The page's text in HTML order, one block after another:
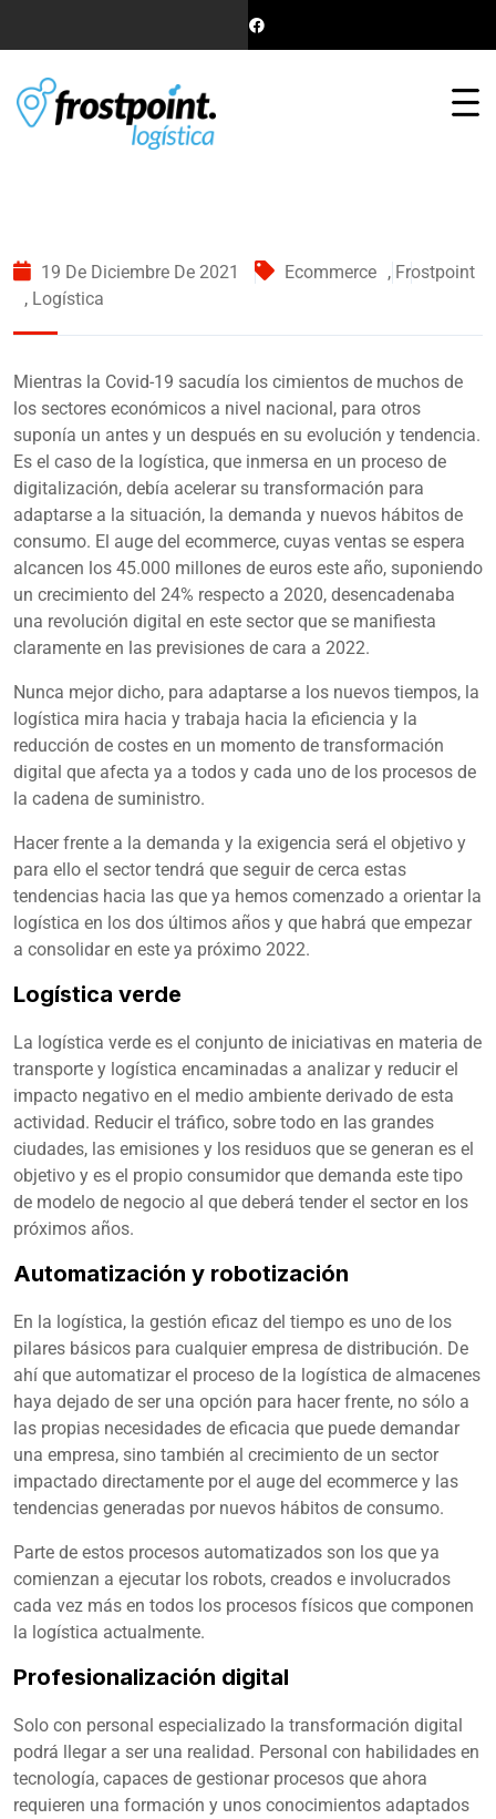
19 De Diciembre De 2021 Ecommerce , Frostpoint
, Logística
Mientras la Covid-19 sacudía los cimientos de muchos de
los sectores económicos a nivel nacional, para otros
suponía un antes y un después en su evolución y tendencia.
Es el caso de la logística, que inmersa en un proceso de
digitalización, debía acelerar su transformación para
adaptarse a la situación, la demanda y nuevos hábitos de
consumo. El auge del ecommerce, cuyas ventas se espera
alcancen los 45.000 millones de euros este año, suponiendo
un crecimiento del 24% respecto a 2020, desencadenaba
una revolución digital en este sector que se manifiesta
claramente en las previsiones de cara a 2022.
Nunca mejor dicho, para adaptarse a los nuevos tiempos, la
logística mira hacia y trabaja hacia la eficiencia y la
reducción de costes en un momento de transformación
digital que afecta ya a todos y cada uno de los procesos de
la cadena de suministro.
Hacer frente a la demanda y la exigencia será el objetivo y
para ello el sector tendrá que seguir de cerca estas
tendencias hacia las que ya hemos comenzado a orientar la
logística en los dos últimos años y que habrá que empezar
a consolidar en este ya próximo 2022.
Logística verde
La logística verde es el conjunto de iniciativas en materia de
transporte y logística encaminadas a analizar y reducir el
impacto negativo en el medio ambiente derivado de esta
actividad. Reducir el tráfico, sobre todo en las grandes
ciudades, las emisiones y los residuos que se generan es el
objetivo y es el propio consumidor que demanda este tipo
de modelo de negocio al que deberá tender el sector en los
próximos años.
Automatización y robotización
En la logística, la gestión eficaz del tiempo es uno de los
pilares básicos para cualquier empresa de distribución. De
ahí que automatizar el proceso de la logística de almacenes
haya dejado de ser una opción para hacer frente, no sólo a
las propias necesidades de eficacia que puede demandar
una empresa, sino también al crecimiento de un sector
impactado directamente por el auge del ecommerce y las
tendencias generadas por nuevos hábitos de consumo.
Parte de estos procesos automatizados son los que ya
comienzan a ejecutar los robots, creados e involucrados
cada vez más en todos los procesos físicos que componen
la logística actualmente.
Profesionalización digital
Solo con personal especializado la transformación digital
podrá llegar a ser una realidad. Personal con habilidades en
tecnología, capaces de gestionar procesos que ahora
requieren una formación y unos conocimientos adaptados